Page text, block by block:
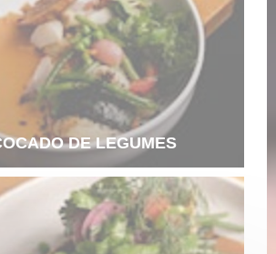
DE LEGUMES